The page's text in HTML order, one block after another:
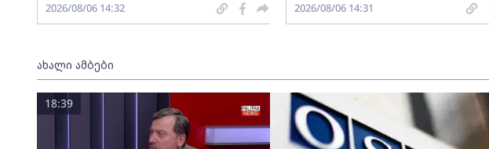
2026/08/06 14:32 2026/08/06 14:31
ახალი ამბები
18:39